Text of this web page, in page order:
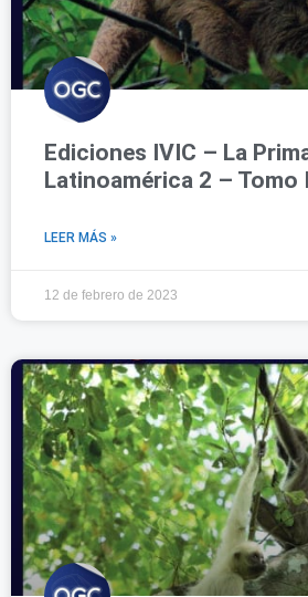
Ediciones IVIC – La
Latinoamérica 2 – Tomo
LEER MÁS »
12 de febrero de 2023